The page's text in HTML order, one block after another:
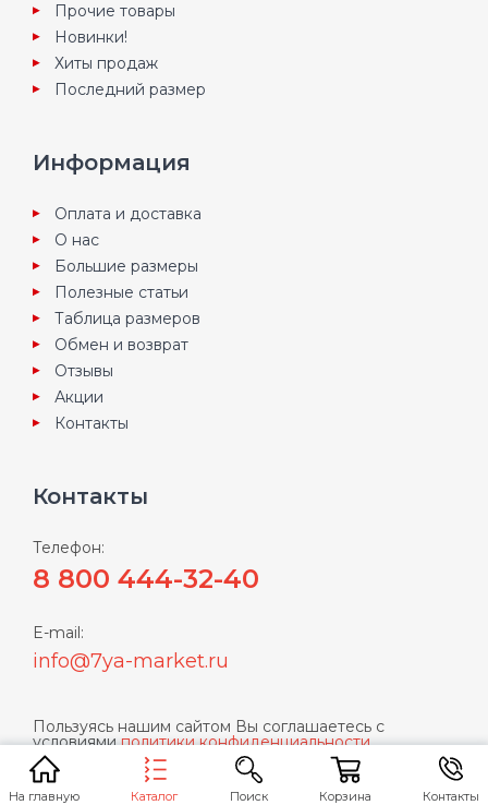
На главную Каталог Поиск Корзина Контакты
Прочие товары
Новинки!
Хиты продаж
Последний размер
Информация
Оплата и доставка
О нас
Большие размеры
Полезные статьи
Таблица размеров
Обмен и возврат
Отзывы
Акции
Контакты
Контакты
Телефон:
8 800 444-32-40
E-mail:
info@7ya-market.ru
Пользуясь нашим сайтом Вы соглашаетесь с
условиямиполитики конфиденциальности